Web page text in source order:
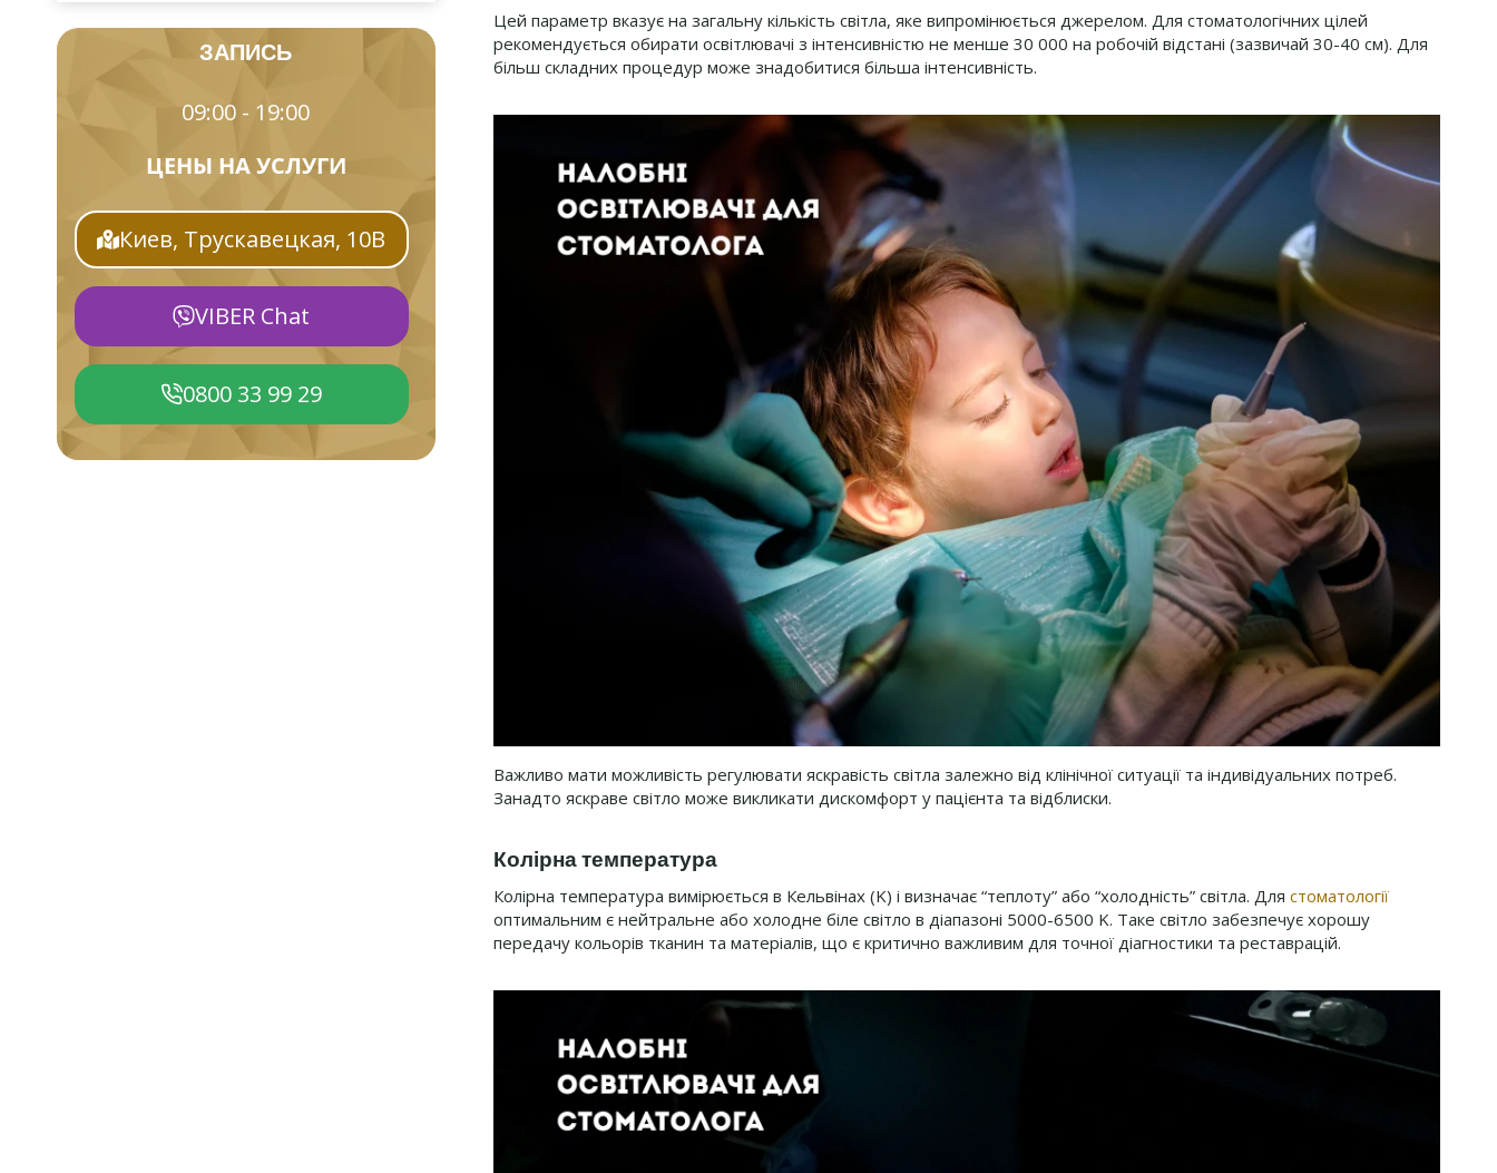
Цей параметр вказує на загальну кількість світла, яке випромінюється джерелом. Для стоматологічних цілей
рекомендується обирати освітлювачі з інтенсивністю не менше 30 000 на робочій відстані (зазвичай 30-40 см). Для
більш складних процедур може знадобитися більша інтенсивність.
Важливо мати можливість регулювати яскравість світла залежно від клінічної ситуації та індивідуальних потреб.
Занадто яскраве світло може викликати дискомфорт у пацієнта та відблиски.
Колірна температура
Колірна температура вимірюється в Кельвінах (K) і визначає “теплоту” або “холодність” світла. Длястоматології
оптимальним є нейтральне або холодне біле світло в діапазоні 5000-6500 K. Таке світло забезпечує хорошу
передачу кольорів тканин та матеріалів, що є критично важливим для точної діагностики та реставрацій.
ЗАПИСЬ
09:00 - 19:00
ЦЕНЫ НА УСЛУГИ
Киев, Трускавецкая, 10В
VIBER Chat
0800 33 99 29